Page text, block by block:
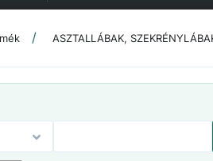
ÉS SZOBAI KIEGÉSZÍTŐK
FEL- ÉS LENYÍLÓ VASALATOK
ASZTALLÁBAK,